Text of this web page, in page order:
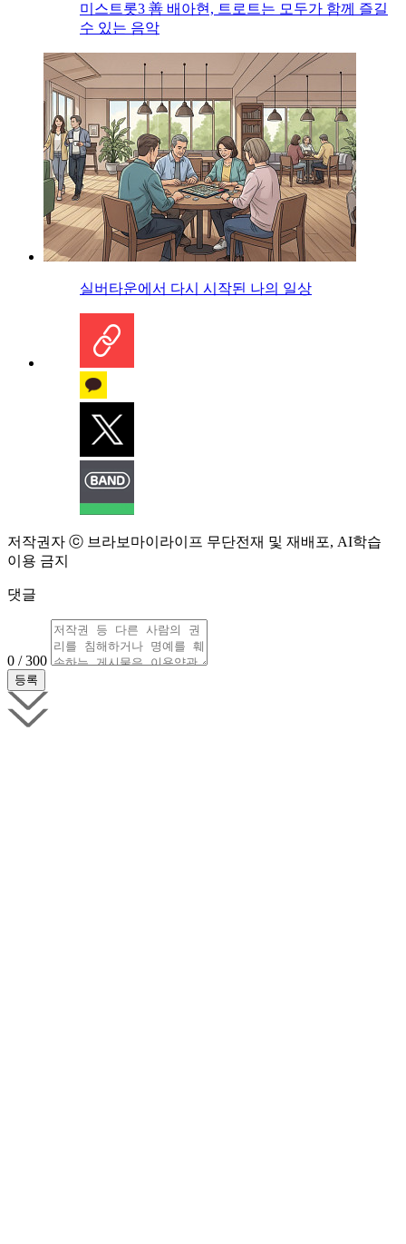
미스트롯3 善 배아현, 트로트는 모두가 함께 즐길
수 있는 음악
실버타운에서 다시 시작된 나의 일상
저작권자 ⓒ 브라보마이라이프 무단전재 및 재배포, AI학습
이용 금지
댓글
0 / 300